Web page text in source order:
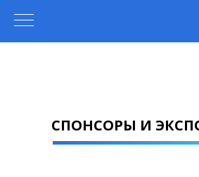
СПОНСОРЫ И